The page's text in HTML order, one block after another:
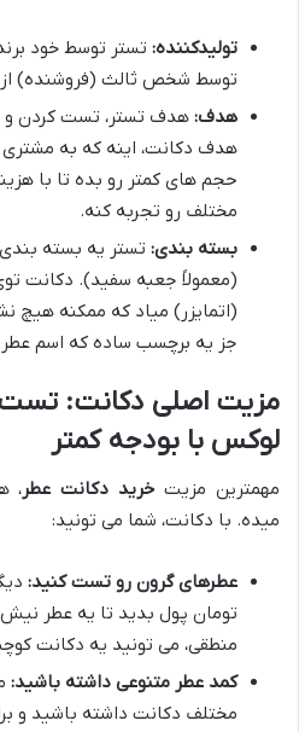
تولیدکننده: تستر توسط خود
توسط شخص ثالث (فروشنده)
هدف: هدف تستر، تست کردن و
هدف دکانت، اینه که به مشتری
حجم های کمتر رو بده تا با
مختلف رو تجربه کنه.
بسته بندی: تستر یه بسته بندی
(معمولاً جعبه سفید). دکانت
(اتمایزر) میاد که ممکنه هیچ
جز یه برچسب ساده که اسم عطر
مزیت اصلی دکانت:
لوکس با بودجه کمتر
مهمترین مزیت خرید دکانت عطر،
میده. با دکانت، شما می تونید:
عطرهای گرون رو تست کنید:
تومان پول بدید تا یه عطر نیش
منطقی، می تونید یه دکانت
کمد عطر متنوعی داشته باشید:
مختلف دکانت داشته باشید و